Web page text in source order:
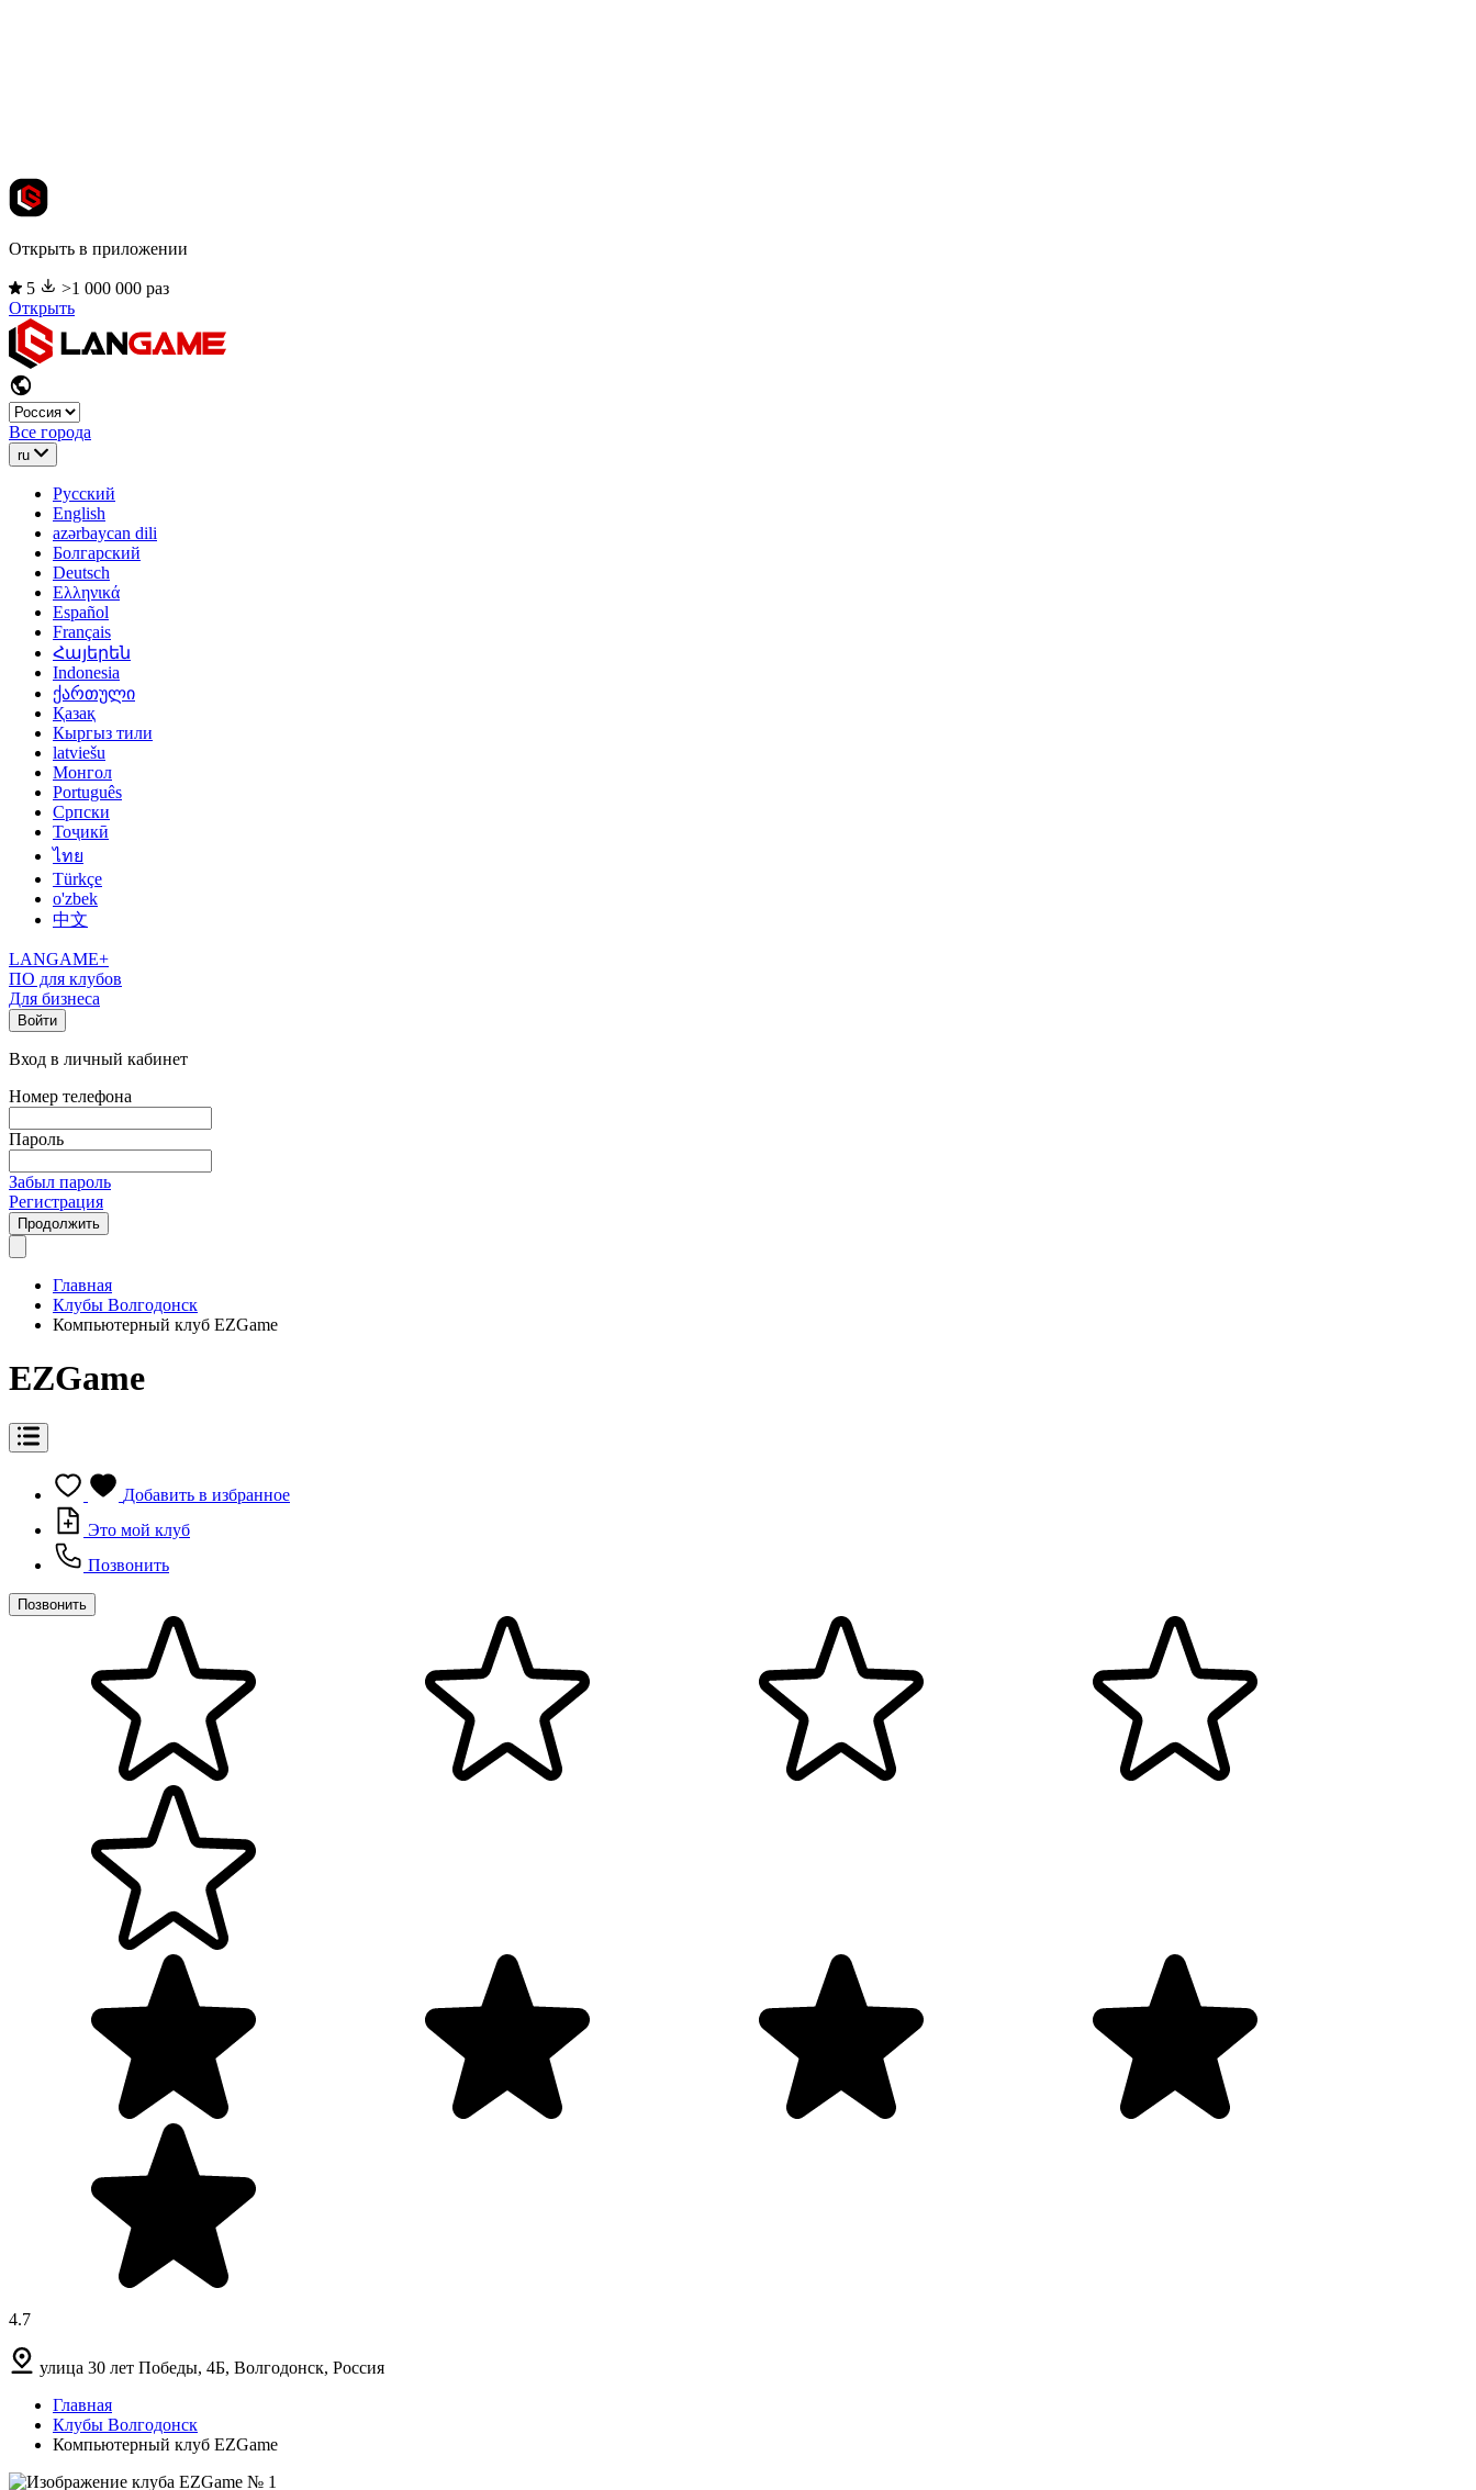
Открыть в приложении
5
>1 000 000 раз
Открыть
Все города
ru
Русский
English
azərbaycan dili
Болгарский
Deutsch
Ελληνικά
Español
Français
Հայերեն
Indonesia
ქართული
Қазақ
Кыргыз тили
latviešu
Монгол
Português
Српски
Тоҷикӣ
ไทย
Türkçe
o'zbek
中文
LANGAME+
ПО для клубов
Для бизнеса
Войти
Вход в личный кабинет
Номер телефона
Пароль
Забыл пароль
Регистрация
Продолжить
Главная
Клубы Волгодонск
Компьютерный клуб EZGame
EZGame
Добавить в избранное
Это мой клуб
Позвонить
Позвонить
4.7
улица 30 лет Победы, 4Б, Волгодонск, Россия
Главная
Клубы Волгодонск
Компьютерный клуб EZGame